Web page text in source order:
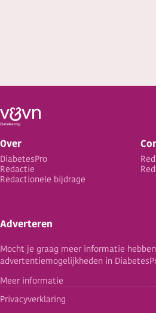
Over
DiabetesPro
Redactie
Redactionele bijdrage
Adverteren
Mocht je graag meer informatie
advertentiemogelijkheden in
Meer informatie
Privacyverklaring